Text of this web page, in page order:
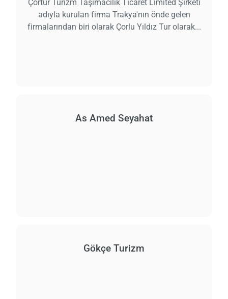
Çortur Turizm Taşımacılık Ticaret Limited Şirketi
adıyla kurulan firma Trakya'nın önde gelen
firmalarından biri olarak Çorlu Yıldız Tur olarak...
As Amed Seyahat
Gökçe Turizm